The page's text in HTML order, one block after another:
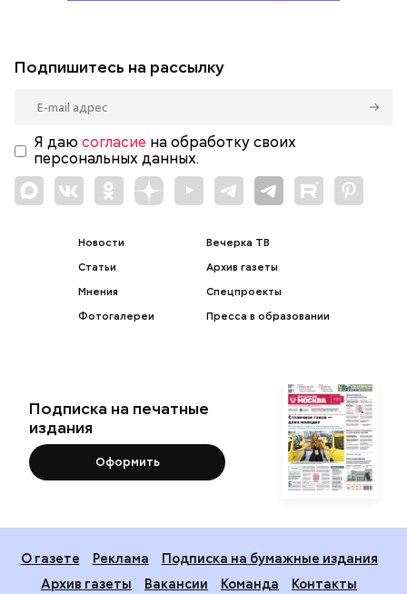
Подпишитесь на рассылку
Я даю согласие на обработку своих
персональных данных.
Новости
Статьи
Мнения
Фотогалереи
Вечерка ТВ
Архив газеты
Спецпроекты
Пресса в образовании
Подписка на печатные
издания
Оформить
О газете Реклама
Подписка на бумажные издания
Архив газеты
Вакансии Команда
Контакты